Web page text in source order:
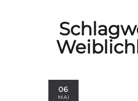
06
MAI